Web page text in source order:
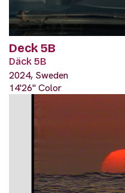
Deck 5B
Däck 5B
2024, Sweden
14'26" Color